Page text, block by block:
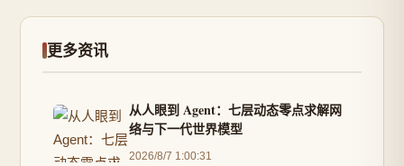
更多资讯
从人眼到 Agent：七层动态零点求解网
络与下一代世界模型
2026/8/7 1:00:31